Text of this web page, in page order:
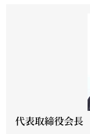
代表取締役会長